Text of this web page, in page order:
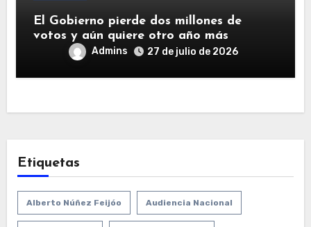
El Gobierno pierde dos millones de
votos y aún quiere otro año más
Admins 27 de julio de 2026
Etiquetas
Alberto Núñez Feijóo Audiencia Nacional